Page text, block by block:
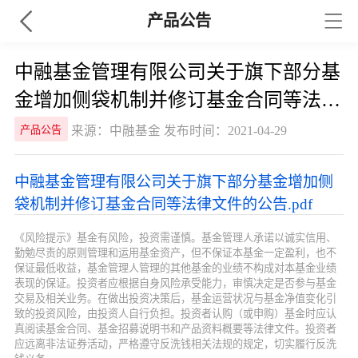
产品公告
中融基金管理有限公司关于旗下部分基
金增加侧袋机制并修订基金合同等法律
文件的公告
产品公告 来源：中融基金 发布时间：2021-04-29
中融基金管理有限公司关于旗下部分基金增加侧
袋机制并修订基金合同等法律文件的公告.pdf
《风险提示》基金有风险，投资需谨慎。基金管理人承诺以诚实信用、
勤勉尽责的原则管理和运用基金资产，但不保证本基金一定盈利，也不
保证最低收益，基金管理人管理的其他基金的业绩不构成对本基金业绩
表现的保证。投资者应根据自身风险承受能力，审慎决定是否参与基金
交易及相关业务。在做出投资决策后，基金运营状况与基金净值变化引
致的投资风险，由投资人自行负担。投资者认购（或申购）基金时应认
真阅读基金合同、基金招募说明书和产品资料概要等法律文件。投资者
应远离非法证券活动，严格遵守反洗钱相关法规的规定，切实履行反洗